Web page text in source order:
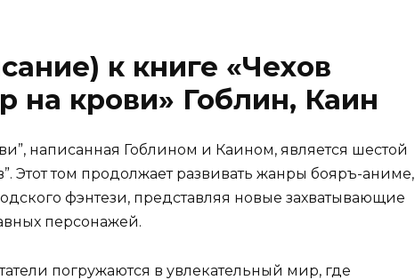
к книге «Чехов
на крови» Гоблин, Каин
написанная Гоблином и Каином, является шестой
Этот том продолжает развивать жанры бояръ-аниме,
фэнтези, представляя новые захватывающие
персонажей.
погружаются в увлекательный мир, где